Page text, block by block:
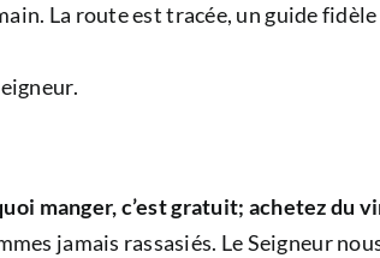
La route est tracée, un guide
manger, c’est gratuit; achetez du
jamais rassasiés. Le Seigneur